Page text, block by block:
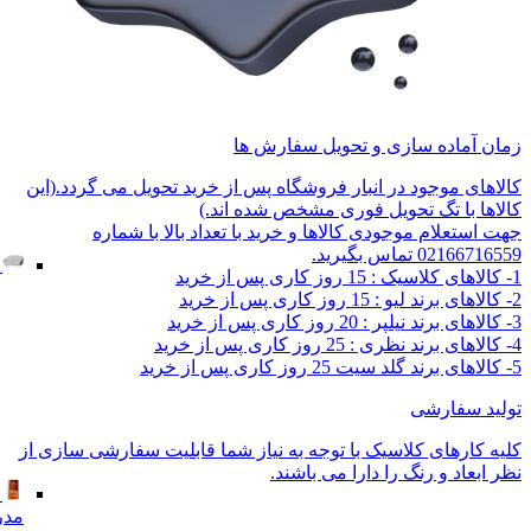
زمان آماده سازی و تحویل سفارش ها
کالاهای موجود در انبار فروشگاه پس از خرید تحویل می گردد.(این
کالاها با تگ تحویل فوری مشخص شده اند.)
جهت استعلام موجودی کالاها و خرید با تعداد بالا با شماره
02166716559 تماس بگیرید.
1- کالاهای کلاسیک : 15 روز کاری پس از خرید
2- کالاهای برند لیو : 15 روز کاری پس از خرید
3- کالاهای برند نیلپر : 20 روز کاری پس از خرید
4- کالاهای برند نظری : 25 روز کاری پس از خرید
5- کالاهای برند گلد سیت 25 روز کاری پس از خرید
تولید سفارشی
کلیه کارهای کلاسیک با توجه به نیاز شما قابلیت سفارشی سازی از
نظر ابعاد و رنگ را دارا می باشند.